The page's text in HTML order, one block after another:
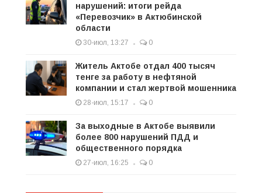
нарушений: итоги рейда
«Перевозчик» в Актюбинской
области
30-июл, 13:27 0
Житель Актобе отдал 400 тысяч
тенге за работу в нефтяной
компании и стал жертвой мошенника
28-июл, 15:17 0
За выходные в Актобе выявили
более 800 нарушений ПДД и
общественного порядка
27-июл, 16:25 0